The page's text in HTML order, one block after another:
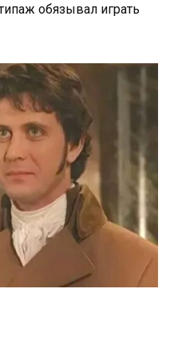
обязывал играть